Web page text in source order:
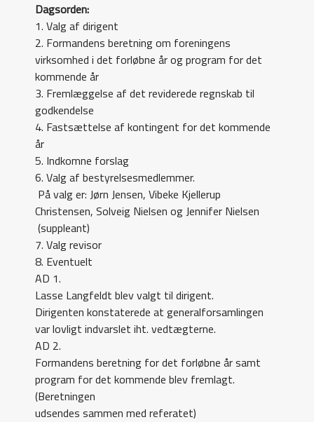
Dagsorden:
1. Valg af dirigent
2. Formandens beretning om foreningens
virksomhed i det forløbne år og program for det
kommende år
3. Fremlæggelse af det reviderede regnskab til
godkendelse
4. Fastsættelse af kontingent for det kommende
år
5. Indkomne forslag
6. Valg af bestyrelsesmedlemmer.
På valg er: Jørn Jensen, Vibeke Kjellerup
Christensen, Solveig Nielsen og Jennifer Nielsen
(suppleant)
7. Valg revisor
8. Eventuelt
AD 1.
Lasse Langfeldt blev valgt til dirigent.
Dirigenten konstaterede at generalforsamlingen
var lovligt indvarslet iht. vedtægterne.
AD 2.
Formandens beretning for det forløbne år samt
program for det kommende blev fremlagt.
(Beretningen
udsendes sammen med referatet)